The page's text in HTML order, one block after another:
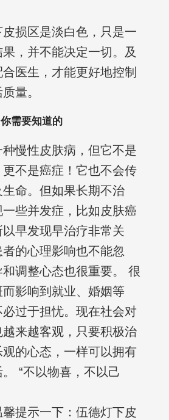
损区是淡白色，只是一
，并不能决定一切。及
医生，才能更好地控制
量。
需要知道的
慢性皮肤病，但它不是
不是癌症！它也不会传
命。但如果长期不治
些并发症，比如皮肤癌
早发现早治疗非常关
的心理影响也不能忽
调整心态也很重要。 很
影响到就业、婚姻等
过于担忧。现在社会对
来越客观，只要积极治
的心态，一样可以拥有
“不以物喜，不以己
提示一下：伍德灯下皮